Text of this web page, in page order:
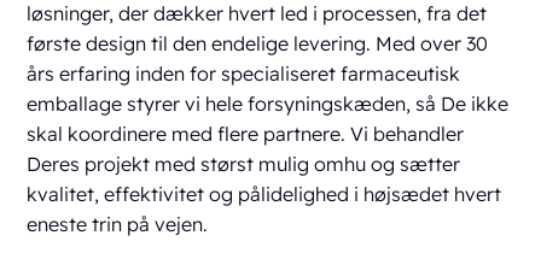
løsninger, der dækker hvert led i processen, fra det
første design til den endelige levering. Med over 30
års erfaring inden forspecialiseret farmaceutisk
emballage styrer vi hele forsyningskæden, så De ikke
skal koordinere med flere partnere. Vi behandler
Deres projekt med størst mulig omhu og sætter
kvalitet, effektivitet og pålidelighed i højsædet hvert
eneste trin på vejen.